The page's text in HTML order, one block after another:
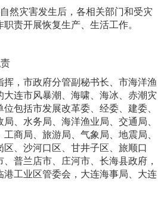
然灾害发生后，各相关部门和受灾
责开展恢复生产、生活工作。
，市政府分管副秘书长、市海洋渔
连市风暴潮、海啸、海冰、赤潮灾
包括市发展改革委、经委、建委、
、水务局、海洋渔业局、交通局、
商局、旅游局、气象局、地震局、
、沙河口区、甘井子区、旅顺口
普兰店市、庄河市、长海县政府，
港工业区管委会，大连海事局、大连